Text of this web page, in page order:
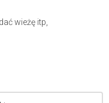
wieżę itp,